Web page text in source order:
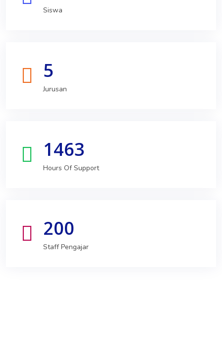
Siswa
5
Jurusan
1463
Hours Of Support
200
Staff Pengajar